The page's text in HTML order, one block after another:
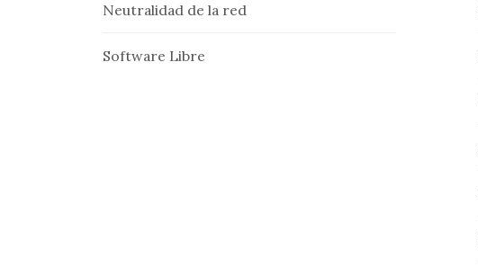
Neutralidad de la red
Software Libre